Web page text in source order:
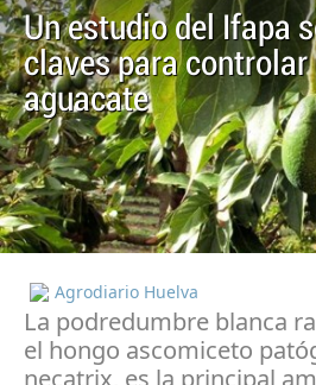
Un estudio del Ifapa
claves para
aguacate
Agrodiario Huelva
La podredumbre blanca
el hongo ascomiceto